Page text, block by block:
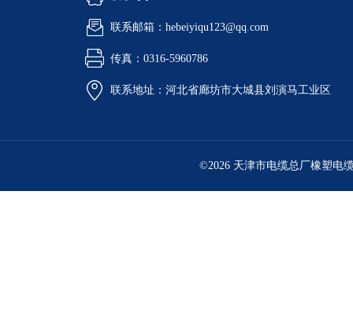
联系邮箱：hebeiyiqu123@qq.com
传真：0316-5960786
联系地址：河北省廊坊市大城县刘演马工业区
©2026 天津市电缆总厂橡塑电